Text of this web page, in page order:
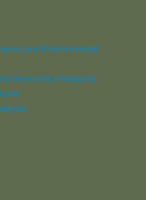
and Environmental
Geoscience Malaysia